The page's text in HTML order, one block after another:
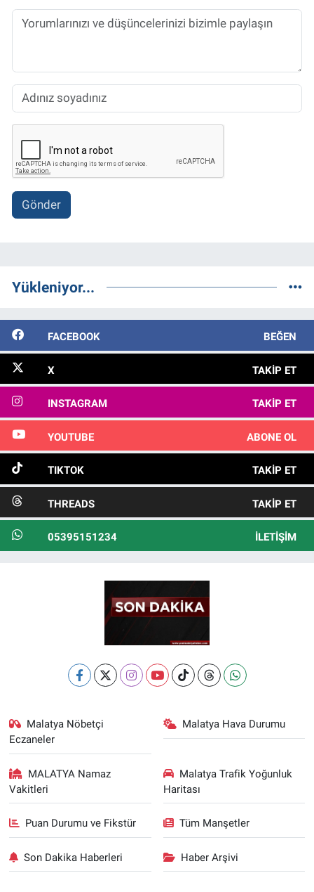
Gönder
Yükleniyor...
FACEBOOK BEĞEN
X TAKIP ET
INSTAGRAM TAKIP ET
YOUTUBE ABONE OL
TIKTOK TAKIP ET
THREADS TAKIP ET
05395151234 İLETIŞIM
Malatya Nöbetçi
Eczaneler
Malatya Hava Durumu
MALATYA Namaz
Vakitleri
Malatya Trafik Yoğunluk
Haritası
Puan Durumu ve Fikstür Tüm Manşetler
Son Dakika Haberleri Haber Arşivi